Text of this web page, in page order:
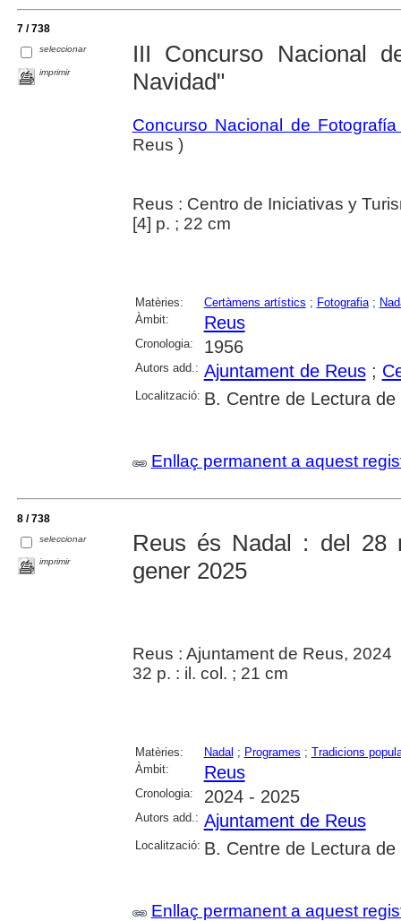
7 / 738
seleccionar
imprimir
III Concurso Nacional
Navidad"
Concurso Nacional de
Reus )
Reus : Centro de Iniciativas y
[4] p. ; 22 cm
Matèries: Certàmens artístics ; Fotografia;
Àmbit:
Reus
Cronologia: 1956
Autors add.: Ajuntament de Reus;
Localització: B. Centre de Lectura de
Enllaç permanent a aquest
8 / 738
seleccionar
imprimir
Reus és Nadal : del 28
gener 2025
Reus : Ajuntament de Reus, 2024
32 p. : il. col. ; 21 cm
Matèries: Nadal ; Programes ; Tradicions
Àmbit:
Reus
Cronologia: 2024 - 2025
Autors add.: Ajuntament de Reus
Localització: B. Centre de Lectura de
Enllaç permanent a aquest